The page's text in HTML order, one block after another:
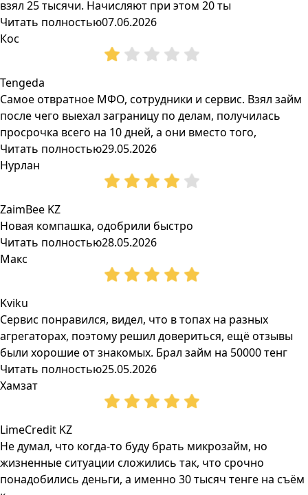
взял 25 тысячи. Начисляют при этом 20 ты
Читать полностью07.06.2026
Кос
Tengeda
Самое отвратное МФО, сотрудники и сервис. Взял займ
после чего выехал заграницу по делам, получилась
просрочка всего на 10 дней, а они вместо того,
Читать полностью29.05.2026
Нурлан
ZaimBee KZ
Новая компашка, одобрили быстро
Читать полностью28.05.2026
Макс
Kviku
Сервис понравился, видел, что в топах на разных
агрегаторах, поэтому решил довериться, ещё отзывы
были хорошие от знакомых. Брал займ на 50000 тенг
Читать полностью25.05.2026
Хамзат
LimeCredit KZ
Не думал, что когда-то буду брать микрозайм, но
жизненные ситуации сложились так, что срочно
понадобились деньги, а именно 30 тысяч тенге на съём